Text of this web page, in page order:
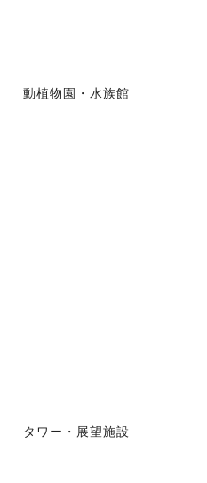
動植物園・水族館
タワー・展望施設